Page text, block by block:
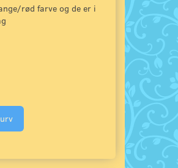
rød farve og de er i